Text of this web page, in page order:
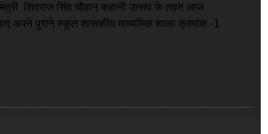
शिवराज सिंह चौहान कहानी उत्सव के तहत आज
अपने पुराने स्कूल शासकीय माध्यमिक शाला क्रमांक -1